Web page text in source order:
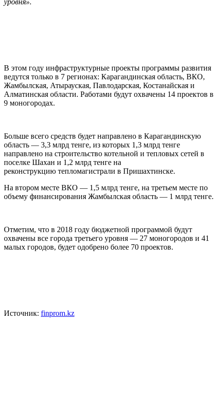
уровня».
В этом году инфраструктурные проекты программы развития
ведутся только в 7 регионах: Карагандинская область, ВКО,
Жамбылская, Атырауская, Павлодарская, Костанайская и
Алматинская области. Работами будут охвачены 14 проектов в
9 моногородах.
Больше всего средств будет направлено в Карагандинскую
область — 3,3 млрд тенге, из которых 1,3 млрд тенге
направлено на строительство котельной и тепловых сетей в
поселке Шахан и 1,2 млрд тенге на
реконструкцию тепломагистрали в Пришахтинске.
На втором месте ВКО — 1,5 млрд тенге, на третьем месте по
объему финансирования Жамбылская область — 1 млрд тенге.
Отметим, что в 2018 году бюджетной программой будут
охвачены все города третьего уровня — 27 моногородов и 41
малых городов, будет одобрено более 70 проектов.
Источник: finprom.kz